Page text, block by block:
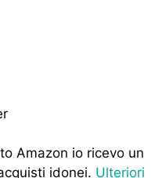
Amazon io ricevo un
idonei. Ulteriori